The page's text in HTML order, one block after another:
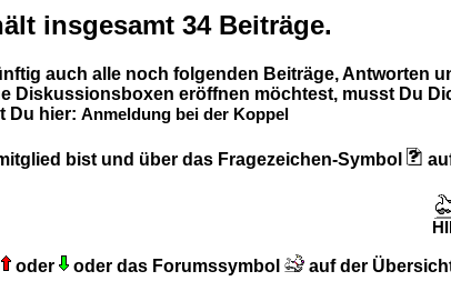
insgesamt 34 Beiträge.
auch alle noch folgenden Beiträge, Antworten
Diskussionsboxen eröffnen möchtest, musst Du
Du hier: Anmeldung bei der Koppel
bist und über das Fragezeichen-Symbol
oder oder das Forumssymbol auf der